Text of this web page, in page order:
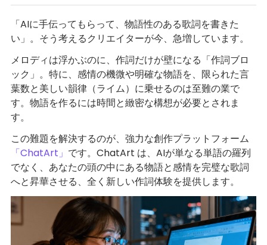
「AIに手伝ってもらって、物語性のある歌詞を書きた
い」。そう考えるクリエイターが今、急増しています。
メロディは浮かぶのに、作詞だけが壁になる「作詞ブロ
ック」。特に、感情の機微や明確な物語を、限られた言
葉数と美しい韻律（ライム）に乗せるのは至難の業で
す。物語を作るには時間と緻密な構想が必要とされま
す。
この難題を解決するのが、強力な創作プラットフォーム
「ChatArt」 です。ChatArt は、AIが単なる単語の羅列
でなく、あなたの頭の中にある物語と感情を完璧な歌詞
へと昇華させる、全く新しい作詞体験を提供します。